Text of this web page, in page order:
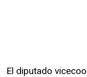
El diputado